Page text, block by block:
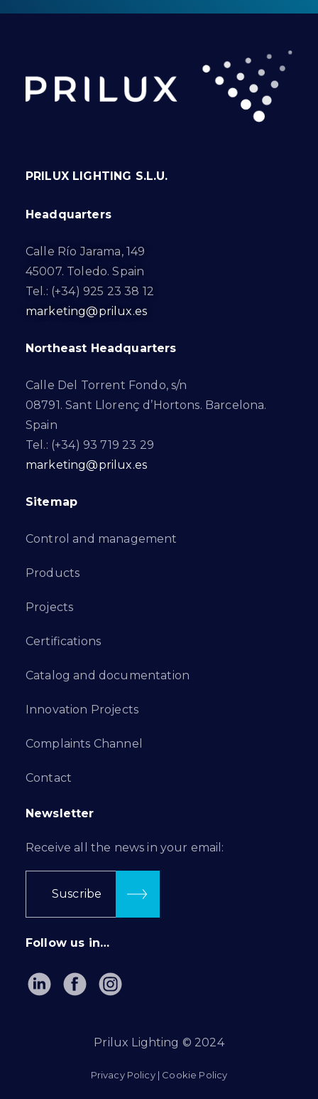
PRILUX LIGHTING S.L.U.
Headquarters
Calle Río Jarama, 149
45007. Toledo. Spain
Tel.: (+34) 925 23 38 12
marketing@prilux.es
Northeast Headquarters
Calle Del Torrent Fondo, s/n
08791. Sant Llorenç d’Hortons. Barcelona.
Spain
Tel.: (+34) 93 719 23 29
marketing@prilux.es
Sitemap
Control and management
Products
Projects
Certifications
Catalog and documentation
Innovation Projects
Complaints Channel
Contact
Newsletter
Receive all the news in your email:
Suscribe
Follow us in…
Prilux Lighting © 2024
Privacy Policy| Cookie Policy